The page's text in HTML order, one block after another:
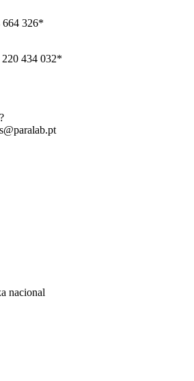
664 326*
220 434 032*
nacional